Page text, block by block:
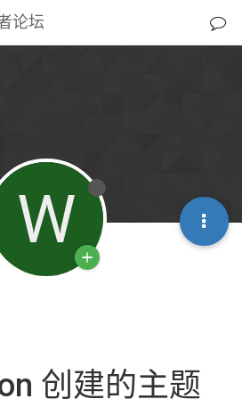
论坛
W
创建的主题